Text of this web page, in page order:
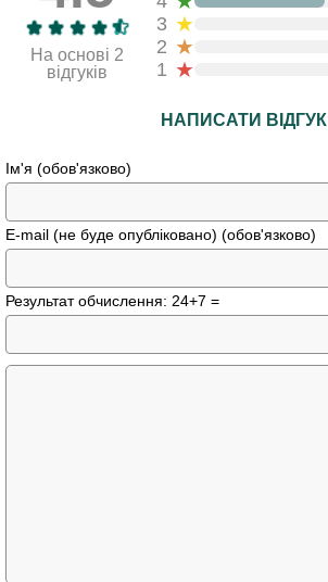
На основі 2
відгуків
3 ★
2 ★
1 ★
НАПИСАТИ ВІДГУК
Ім'я (обов'язково)
E-mail (не буде опубліковано) (обов'язково)
Результат обчислення: 24+7 =